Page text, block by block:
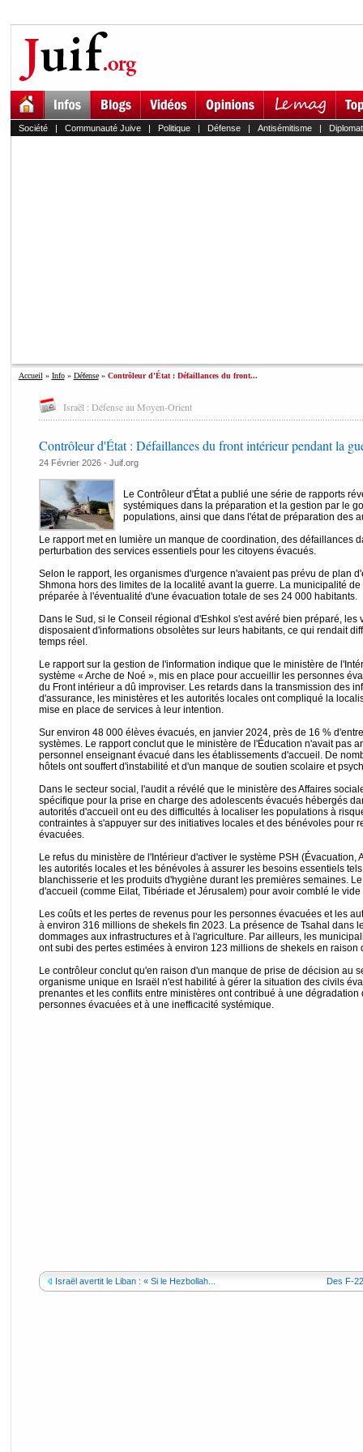
Société| Communauté Juive| Politique| Défense| Antisémitisme|
Accueil » Info» Défense» Contrôleur d'État : Défaillances du front...
Israël : Défense au Moyen-Orient
Contrôleur d'État : Défaillances du front intérieur pendant la
24 Février 2026 - Juif.org
Le Contrôleur d'État a publié une série de rapports
systémiques dans la préparation et la gestion par le
populations, ainsi que dans l'état de préparation des
Le rapport met en lumière un manque de coordination, des défaillances
perturbation des services essentiels pour les citoyens évacués.
Selon le rapport, les organismes d'urgence n'avaient pas prévu de plan
Shmona hors des limites de la localité avant la guerre. La municipalité
préparée à l'éventualité d'une évacuation totale de ses 24 000 habitants.
Dans le Sud, si le Conseil régional d'Eshkol s'est avéré bien préparé, les
disposaient d'informations obsolètes sur leurs habitants, ce qui rendait
temps réel.
Le rapport sur la gestion de l'information indique que le ministère de
système « Arche de Noé », mis en place pour accueillir les personnes
du Front intérieur a dû improviser. Les retards dans la transmission des
d'assurance, les ministères et les autorités locales ont compliqué la
mise en place de services à leur intention.
Sur environ 48 000 élèves évacués, en janvier 2024, près de 16 %
systèmes. Le rapport conclut que le ministère de l'Éducation n'avait pas
personnel enseignant évacué dans les établissements d'accueil. De
hôtels ont souffert d'instabilité et d'un manque de soutien scolaire et
Dans le secteur social, l'audit a révélé que le ministère des Affaires
spécifique pour la prise en charge des adolescents évacués hébergés
autorités d'accueil ont eu des difficultés à localiser les populations à
contraintes à s'appuyer sur des initiatives locales et des bénévoles pour
évacuées.
Le refus du ministère de l'Intérieur d'activer le système PSH (Évacuation,
les autorités locales et les bénévoles à assurer les besoins essentiels
blanchisserie et les produits d'hygiène durant les premières semaines.
d'accueil (comme Eilat, Tibériade et Jérusalem) pour avoir comblé le
Les coûts et les pertes de revenus pour les personnes évacuées et les
à environ 316 millions de shekels fin 2023. La présence de Tsahal dans
dommages aux infrastructures et à l'agriculture. Par ailleurs, les
ont subi des pertes estimées à environ 123 millions de shekels en raison
Le contrôleur conclut qu'en raison d'un manque de prise de décision au
organisme unique en Israël n'est habilité à gérer la situation des civils
prenantes et les conflits entre ministères ont contribué à une
personnes évacuées et à une inefficacité systémique.
Israël avertit le Liban : « Si le Hezbollah... Des F-